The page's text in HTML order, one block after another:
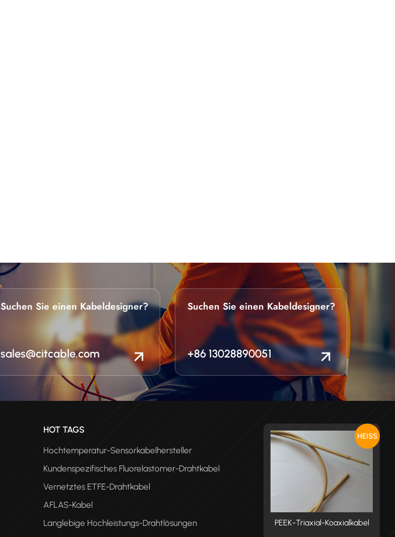
Suchen Sie einen Kabeldesigner?
sales@citcable.com
Suchen Sie einen Kabeldesigner?
+86 13028890051
HOT TAGS
Hochtemperatur-Sensorkabelhersteller
Kundenspezifisches Fluorelastomer-Drahtkabel
Vernetztes ETFE-Drahtkabel
AFLAS-Kabel
Langlebige Hochleistungs-Drahtlösungen
HEISS
PEEK-Triaxial-Koaxialkabel PEEK-Triaxial-Koaxialkabel